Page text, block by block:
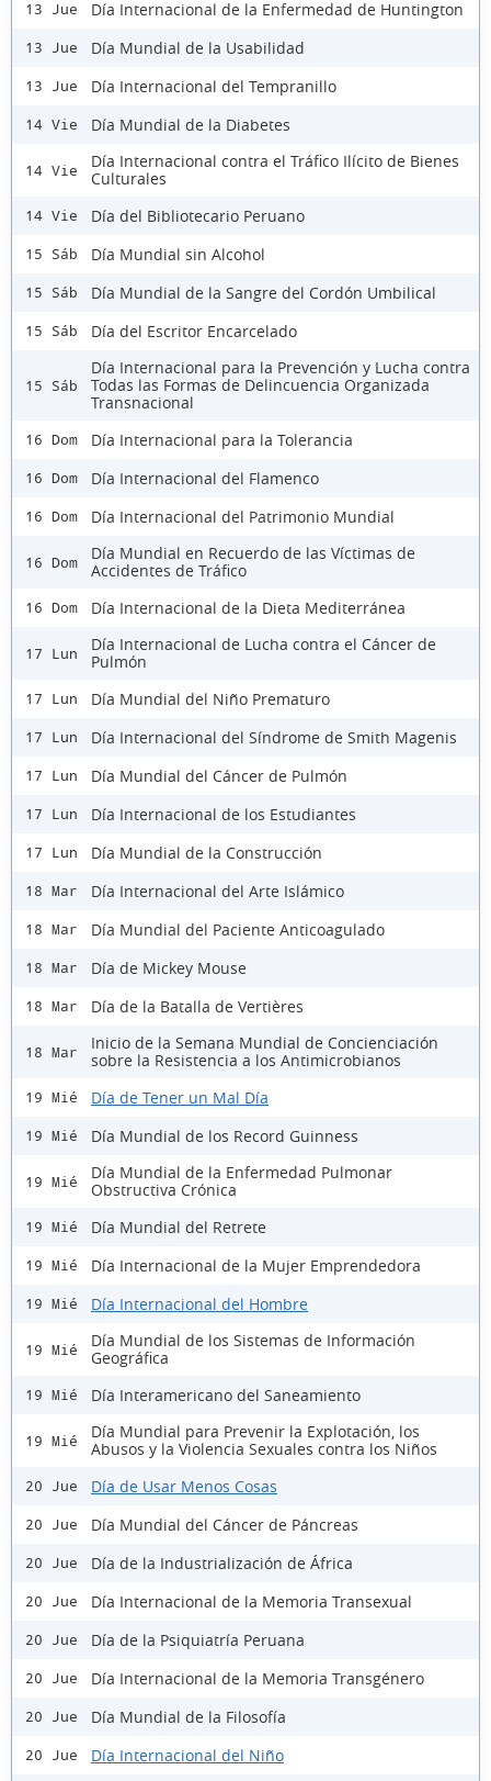
13 Jue Día Internacional de la Enfermedad de Huntington
13 Jue Día Mundial de la Usabilidad
13 Jue Día Internacional del Tempranillo
14 Vie Día Mundial de la Diabetes
14 Vie
Día Internacional contra el Tráfico Ilícito de Bienes
Culturales
14 Vie Día del Bibliotecario Peruano
15 Sáb Día Mundial sin Alcohol
15 Sáb Día Mundial de la Sangre del Cordón Umbilical
15 Sáb Día del Escritor Encarcelado
15 Sáb
Día Internacional para la Prevención y Lucha contra
Todas las Formas de Delincuencia Organizada
Transnacional
16 Dom Día Internacional para la Tolerancia
16 Dom Día Internacional del Flamenco
16 Dom Día Internacional del Patrimonio Mundial
16 Dom
Día Mundial en Recuerdo de las Víctimas de
Accidentes de Tráfico
16 Dom Día Internacional de la Dieta Mediterránea
17 Lun
Día Internacional de Lucha contra el Cáncer de
Pulmón
17 Lun Día Mundial del Niño Prematuro
17 Lun Día Internacional del Síndrome de Smith Magenis
17 Lun Día Mundial del Cáncer de Pulmón
17 Lun Día Internacional de los Estudiantes
17 Lun Día Mundial de la Construcción
18 Mar Día Internacional del Arte Islámico
18 Mar Día Mundial del Paciente Anticoagulado
18 Mar Día de Mickey Mouse
18 Mar Día de la Batalla de Vertières
18 Mar
Inicio de la Semana Mundial de Concienciación
sobre la Resistencia a los Antimicrobianos
19 Mié Día de Tener un Mal Día
19 Mié Día Mundial de los Record Guinness
19 Mié
Día Mundial de la Enfermedad Pulmonar
Obstructiva Crónica
19 Mié Día Mundial del Retrete
19 Mié Día Internacional de la Mujer Emprendedora
19 Mié Día Internacional del Hombre
19 Mié
Día Mundial de los Sistemas de Información
Geográfica
19 Mié Día Interamericano del Saneamiento
19 Mié
Día Mundial para Prevenir la Explotación, los
Abusos y la Violencia Sexuales contra los Niños
20 Jue Día de Usar Menos Cosas
20 Jue Día Mundial del Cáncer de Páncreas
20 Jue Día de la Industrialización de África
20 Jue Día Internacional de la Memoria Transexual
20 Jue Día de la Psiquiatría Peruana
20 Jue Día Internacional de la Memoria Transgénero
20 Jue Día Mundial de la Filosofía
20 Jue Día Internacional del Niño